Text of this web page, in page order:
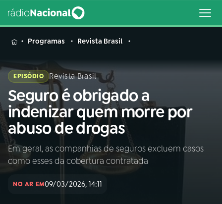
MENU
Buscar
na
Rádio
Nacional
Buscar
AO VIVO
INÍCIO
Programas Revista Brasil
EPISÓDIO Revista Brasil
Seguro é obrigado a
indenizar quem morre por
abuso de drogas
Em geral, as companhias de seguros excluem casos
como esses da cobertura contratada
NO AR EM09/03/2026, 14:11